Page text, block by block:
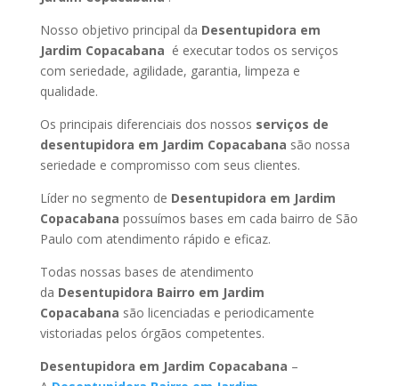
Nosso objetivo principal da Desentupidora em
Jardim Copacabana é executar todos os serviços
com seriedade, agilidade, garantia, limpeza e
qualidade.
Os principais diferenciais dos nossos serviços de
desentupidora em Jardim Copacabana são nossa
seriedade e compromisso com seus clientes.
Líder no segmento de Desentupidora em Jardim
Copacabana possuímos bases em cada bairro de São
Paulo com atendimento rápido e eficaz.
Todas nossas bases de atendimento
da Desentupidora Bairro em Jardim
Copacabana são licenciadas e periodicamente
vistoriadas pelos órgãos competentes.
Desentupidora em Jardim Copacabana –